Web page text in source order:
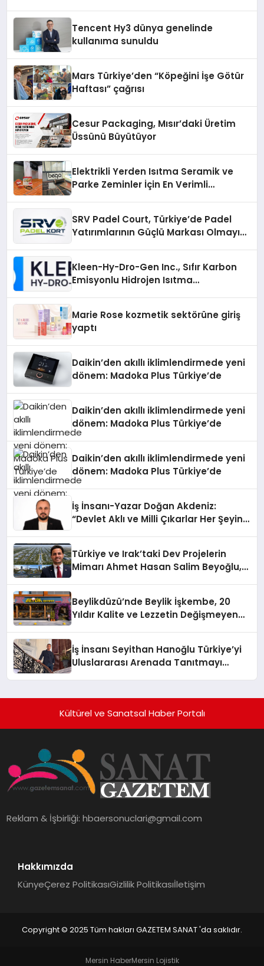
Tencent Hy3 dünya genelinde
kullanıma sunuldu
Mars Türkiye’den “Köpeğini İşe Götür
Haftası” çağrısı
Cesur Packaging, Mısır’daki Üretim
Üssünü Büyütüyor
Elektrikli Yerden Isıtma Seramik ve
Parke Zeminler İçin En Verimli
SRV Padel Court, Türkiye’de Padel
Yatırımlarının Güçlü Markası Olmayı
Kleen-Hy-Dro-Gen Inc., Sıfır Karbon
Emisyonlu Hidrojen Isıtma
Marie Rose kozmetik sektörüne giriş
yaptı
Daikin’den akıllı iklimlendirmede yeni
dönem: Madoka Plus Türkiye’de
Daikin’den akıllı iklimlendirmede yeni
dönem: Madoka Plus Türkiye’de
Daikin’den akıllı iklimlendirmede yeni
dönem: Madoka Plus Türkiye’de
İş İnsanı-Yazar Doğan Akdeniz:
“Devlet Aklı ve Milli Çıkarlar Her Şeyin
Türkiye ve Irak’taki Dev Projelerin
Mimarı Ahmet Hasan Salim Beyoğlu,
Hayata Geçirecek
Beylikdüzü’nde Beylik İşkembe, 20
Yıldır Kalite ve Lezzetin Değişmeyen
İş İnsanı Seyithan Hanoğlu Türkiye’yi
Uluslararası Arenada Tanıtmayı
Kültürel ve Sanatsal Haber Portalı
Reklam & İşbirliği:hbaersonuclari@gmail.com
Hakkımızda
KünyeÇerez PolitikasıGizlilik Politikasıİletişim
Copyright © 2025 Tüm hakları GAZETEM SANAT 'da saklıdır.
Mersin HaberMersin Lojistik